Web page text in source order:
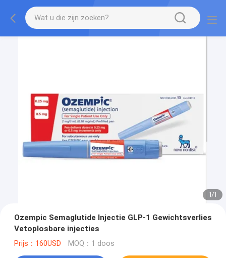
1/1
Ozempic Semaglutide Injectie GLP-1 Gewichtsverlies
Vetoplosbare injecties
Prijs：160USD MOQ：1 doos